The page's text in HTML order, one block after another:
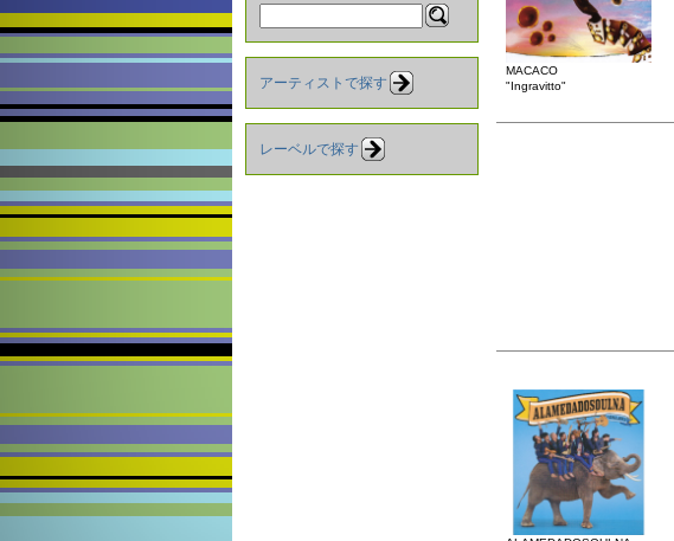
アーティストで探す
レーベルで探す
MACACO
"Ingravitto"